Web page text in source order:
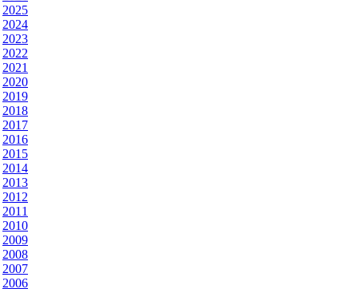
2025
2024
2023
2022
2021
2020
2019
2018
2017
2016
2015
2014
2013
2012
2011
2010
2009
2008
2007
2006